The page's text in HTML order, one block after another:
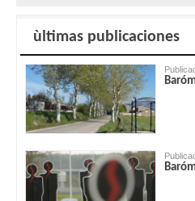
ùltimas publicaciones